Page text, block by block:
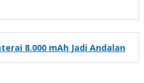
8.000 mAh Jadi Andalan